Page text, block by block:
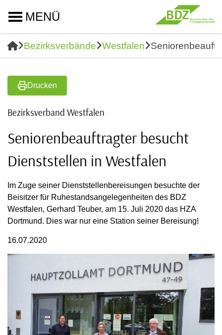
MENÜ
Bezirksverbände Westfalen
Drucken
Bezirksverband Westfalen
Seniorenbeauftragter besucht
Dienststellen in Westfalen
Im Zuge seiner Dienststellenbereisungen besuchte der
Beisitzer für Ruhestandsangelegenheiten des BDZ
Westfalen, Gerhard Teuber, am 15. Juli 2020 das HZA
Dortmund. Dies war nur eine Station seiner Bereisung!
16.07.2020